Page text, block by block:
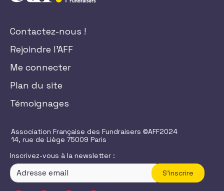
Contactez-nous !
Rejoindre l'AFF
Me connecter
Plan du site
Témoignages
Association Française des Fundraisers ©AFF2024
14, rue de Liège 75009 Paris
Inscrivez-vous à la newsletter :
S'inscrire